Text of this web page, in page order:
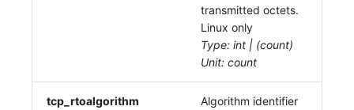
transmitted octets.
Linux only
Type: int | (count)
Unit: count
tcp_rtoalgorithm
Algorithm identifier